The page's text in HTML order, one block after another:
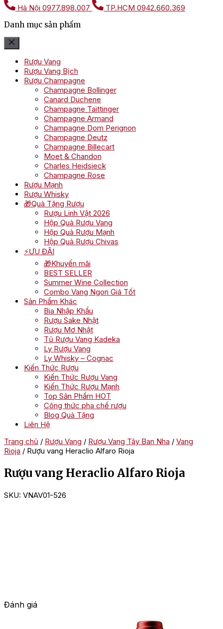
Hà Nội 0977.898.007 TP.HCM 0942.660.369
Danh mục sản phẩm
Rượu Vang
Rượu Vang Bịch
Rượu Champagne
Champagne Bollinger
Canard Duchene
Champagne Taittinger
Champagne Armand
Champagne Dom Perignon
Champagne Deutz
Champagne Billecart
Moet & Chandon
Charles Heidsieck
Champagne Rose
Rượu Mạnh
Rượu Whisky
🎁Quà Tặng Rượu
Rượu Linh Vật 2026
Hộp Quà Rượu Vang
Hộp Quà Rượu Mạnh
Hộp Quà Rượu Chivas
⚡ƯU ĐÃI
🎁Khuyến mãi
BEST SELLER
Summer Wine Collection
Combo Vang Ngon Giá Tốt
Sản Phẩm Khác
Bia Nhập Khẩu
Rượu Sake Nhật
Rượu Mơ Nhật
Tủ Rượu Vang Kadeka
Ly Rượu Vang
Ly Whisky – Cognac
Kiến Thức Rượu
Kiến Thức Rượu Vang
Kiến Thức Rượu Mạnh
Top Sản Phẩm HOT
Công thức pha chế rượu
Blog Quà Tặng
Liên Hệ
Trang chủ / Rượu Vang / Rượu Vang Tây Ban Nha / Vang
Rioja / Rượu vang Heraclio Alfaro Rioja
Rượu vang Heraclio Alfaro Rioja
SKU: VNAV01-526
Đánh giá